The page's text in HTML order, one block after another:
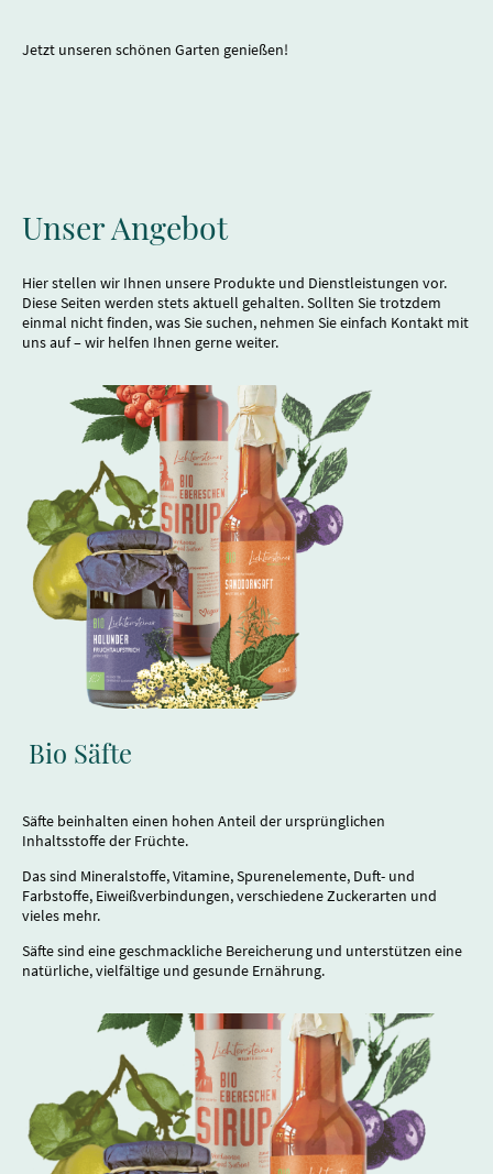
Jetzt unseren schönen Garten genießen!
Unser Angebot
Hier stellen wir Ihnen unsere Produkte und Dienstleistungen vor.
Diese Seiten werden stets aktuell gehalten. Sollten Sie trotzdem
einmal nicht finden, was Sie suchen, nehmen Sie einfach Kontakt mit
uns auf – wir helfen Ihnen gerne weiter.
Bio Säfte
Säfte beinhalten einen hohen Anteil der ursprünglichen
Inhaltsstoffe der Früchte.
Das sind Mineralstoffe, Vitamine, Spurenelemente, Duft- und
Farbstoffe, Eiweißverbindungen, verschiedene Zuckerarten und
vieles mehr.
Säfte sind eine geschmackliche Bereicherung und unterstützen eine
natürliche, vielfältige und gesunde Ernährung.